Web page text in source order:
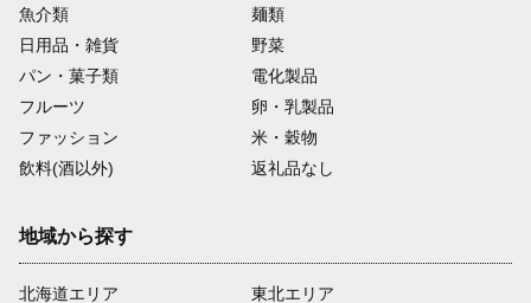
寄附金受領証明書及びワンストッ
プ特例制度に係る申請書の送付に
は、ご入金いただきました日から
１ヶ月～２ヶ月程かかります。
承ください。
魚介類
麺類
日用品・雑貨
野菜
パン・菓子類
電化製品
フルーツ
卵・乳製品
ファッション
米・穀物
飲料(酒以外)
返礼品なし
地域から探す
北海道エリア
東北エリア